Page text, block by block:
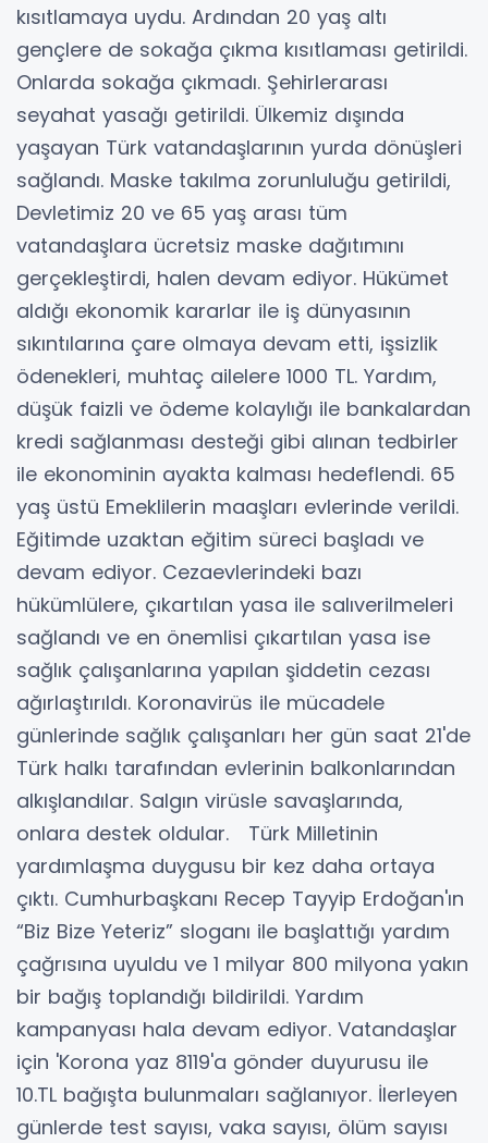
kısıtlamaya uydu. Ardından 20 yaş altı
gençlere de sokağa çıkma kısıtlaması getirildi.
Onlarda sokağa çıkmadı. Şehirlerarası
seyahat yasağı getirildi. Ülkemiz dışında
yaşayan Türk vatandaşlarının yurda dönüşleri
sağlandı. Maske takılma zorunluluğu getirildi,
Devletimiz 20 ve 65 yaş arası tüm
vatandaşlara ücretsiz maske dağıtımını
gerçekleştirdi, halen devam ediyor. Hükümet
aldığı ekonomik kararlar ile iş dünyasının
sıkıntılarına çare olmaya devam etti, işsizlik
ödenekleri, muhtaç ailelere 1000 TL. Yardım,
düşük faizli ve ödeme kolaylığı ile bankalardan
kredi sağlanması desteği gibi alınan tedbirler
ile ekonominin ayakta kalması hedeflendi. 65
yaş üstü Emeklilerin maaşları evlerinde verildi.
Eğitimde uzaktan eğitim süreci başladı ve
devam ediyor. Cezaevlerindeki bazı
hükümlülere, çıkartılan yasa ile salıverilmeleri
sağlandı ve en önemlisi çıkartılan yasa ise
sağlık çalışanlarına yapılan şiddetin cezası
ağırlaştırıldı. Koronavirüs ile mücadele
günlerinde sağlık çalışanları her gün saat 21'de
Türk halkı tarafından evlerinin balkonlarından
alkışlandılar. Salgın virüsle savaşlarında,
onlara destek oldular. Türk Milletinin
yardımlaşma duygusu bir kez daha ortaya
çıktı. Cumhurbaşkanı Recep Tayyip Erdoğan'ın
“Biz Bize Yeteriz” sloganı ile başlattığı yardım
çağrısına uyuldu ve 1 milyar 800 milyona yakın
bir bağış toplandığı bildirildi. Yardım
kampanyası hala devam ediyor. Vatandaşlar
için 'Korona yaz 8119'a gönder duyurusu ile
10.TL bağışta bulunmaları sağlanıyor. İlerleyen
günlerde test sayısı, vaka sayısı, ölüm sayısı